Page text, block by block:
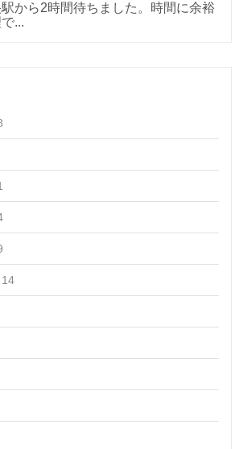
から2時間待ちました。時間に余裕
...
14